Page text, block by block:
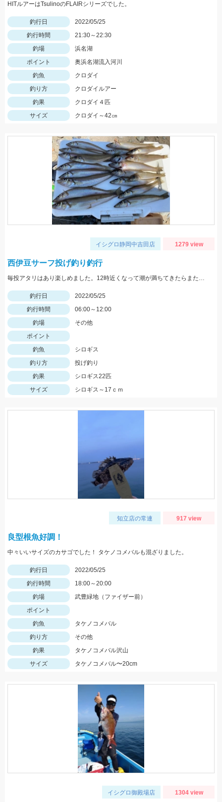
HITルアーはTsulinoのFLAIRシリーズでした。
釣行日
2022/05/25
釣行時間
21:30～22:30
釣場
浜名湖
ポイント
奥浜名湖流入河川
釣魚
クロダイ
釣り方
クロダイルアー
釣果
クロダイ４匹
サイズ
クロダイ～42㎝
イシグロ静岡中吉田店 1279 view
西伊豆サーフ投げ釣り釣行
毎投アタリはあり楽しめました。12時近くなって潮が満ちてきたらまた食い良くなりましたが、エサ切れで終了しました。エサは赤イソメでした。
釣行日
2022/05/25
釣行時間
06:00～12:00
釣場
その他
ポイント
釣魚
シロギス
釣り方
投げ釣り
釣果
シロギス22匹
サイズ
シロギス～17ｃｍ
知立店の常連 917 view
良型根魚好調！
中々いいサイズのカサゴでした！ タケノコメバルも混ざりました。
釣行日
2022/05/25
釣行時間
18:00～20:00
釣場
武豊緑地（ファイザー前）
ポイント
釣魚
タケノコメバル
釣り方
その他
釣果
タケノコメバル沢山
サイズ
タケノコメバル〜20cm
イシグロ御殿場店 1304 view